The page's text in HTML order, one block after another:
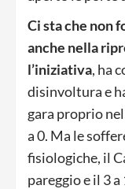
Ci sta che non
anche nella
l’iniziativa, ha
disinvoltura e
gara proprio
a 0. Ma le
fisiologiche, il
pareggio e il 3